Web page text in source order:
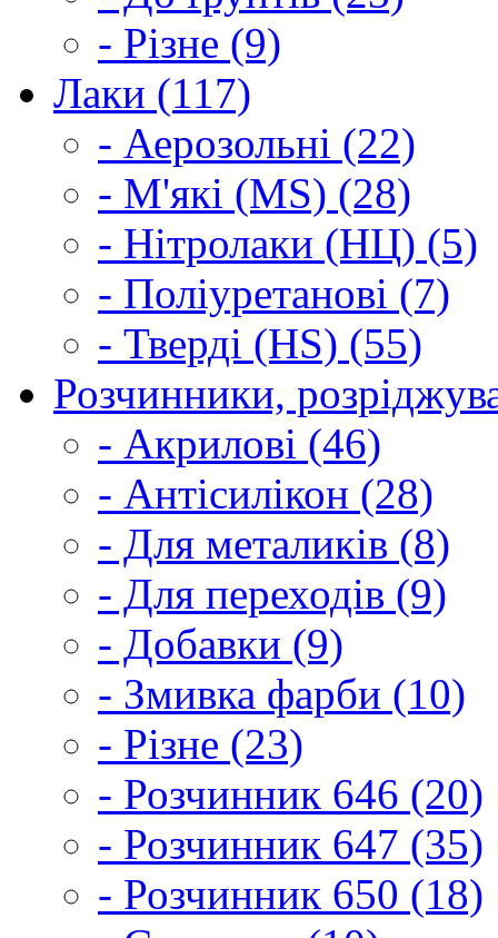
- Різне (9)
Лаки (117)
- Аерозольні (22)
- М'які (MS) (28)
- Нітролаки (НЦ) (5)
- Поліуретанові (7)
- Тверді (HS) (55)
Розчинники,
- Акрилові (46)
- Антісилікон (28)
- Для металиків (8)
- Для переходів (9)
- Добавки (9)
- Змивка фарби (10)
- Різне (23)
- Розчинник 646 (20)
- Розчинник 647 (35)
- Розчинник 650 (18)